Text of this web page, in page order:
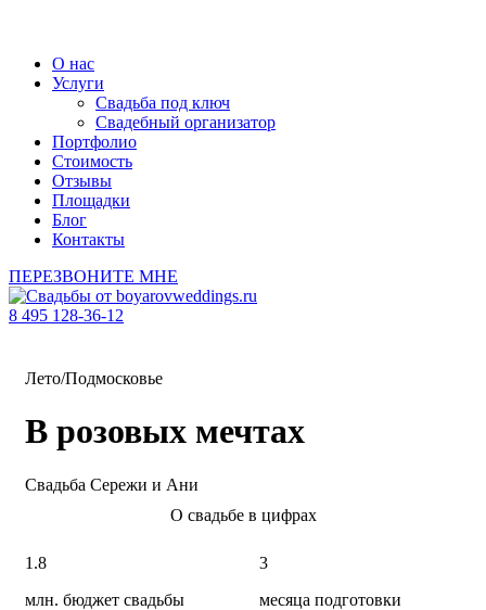
О нас
Услуги
Свадьба под ключ
Свадебный организатор
Портфолио
Стоимость
Отзывы
Площадки
Блог
Контакты
ПЕРЕЗВОНИТЕ МНЕ
8 495 128-36-12
Лето/Подмосковье
В розовых мечтах
Свадьба Сережи и Ани
О свадьбе в цифрах
1.8
млн. бюджет свадьбы
3
месяца подготовки